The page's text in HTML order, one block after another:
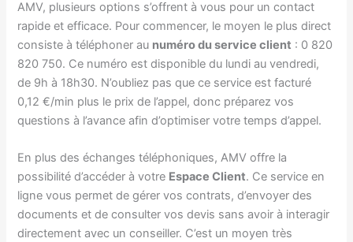
AMV, plusieurs options s’offrent à vous pour un contact
rapide et efficace. Pour commencer, le moyen le plus direct
consiste à téléphoner au numéro du service client : 0 820
820 750. Ce numéro est disponible du lundi au vendredi,
de 9h à 18h30. N’oubliez pas que ce service est facturé
0,12 €/min plus le prix de l’appel, donc préparez vos
questions à l’avance afin d’optimiser votre temps d’appel.
En plus des échanges téléphoniques, AMV offre la
possibilité d’accéder à votre Espace Client. Ce service en
ligne vous permet de gérer vos contrats, d’envoyer des
documents et de consulter vos devis sans avoir à interagir
directement avec un conseiller. C’est un moyen très